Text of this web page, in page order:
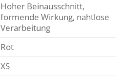
Hoher Beinausschnitt,
formende Wirkung, nahtlose
Verarbeitung
Rot
XS